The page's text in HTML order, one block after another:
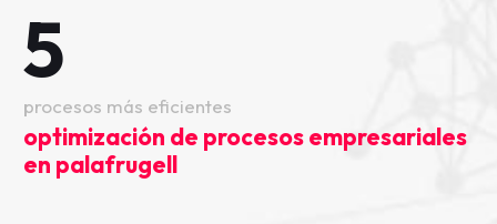
5
procesos más eficientes
optimización de procesos empresariales
en palafrugell